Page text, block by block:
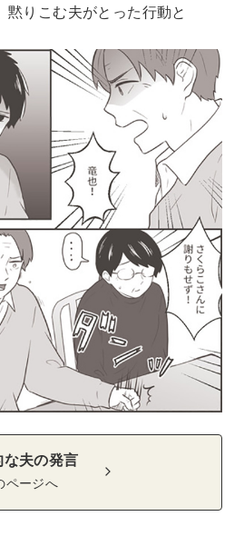
りこむ夫がとった行動と
な夫の発言
ページへ